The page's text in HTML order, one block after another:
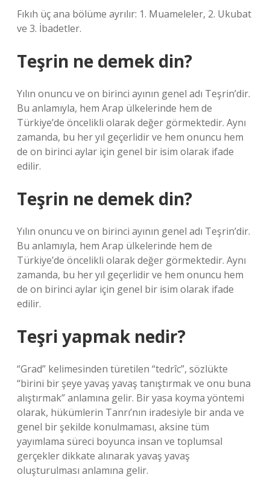
Fıkıh üç ana bölüme ayrılır: 1. Muameleler, 2. Ukubat
ve 3. İbadetler.
Teşrin ne demek din?
Yılın onuncu ve on birinci ayının genel adı Teşrin’dir.
Bu anlamıyla, hem Arap ülkelerinde hem de
Türkiye’de öncelikli olarak değer görmektedir. Aynı
zamanda, bu her yıl geçerlidir ve hem onuncu hem
de on birinci aylar için genel bir isim olarak ifade
edilir.
Teşrin ne demek din?
Yılın onuncu ve on birinci ayının genel adı Teşrin’dir.
Bu anlamıyla, hem Arap ülkelerinde hem de
Türkiye’de öncelikli olarak değer görmektedir. Aynı
zamanda, bu her yıl geçerlidir ve hem onuncu hem
de on birinci aylar için genel bir isim olarak ifade
edilir.
Teşri yapmak nedir?
“Grad” kelimesinden türetilen “tedrîc”, sözlükte
“birini bir şeye yavaş yavaş tanıştırmak ve onu buna
alıştırmak” anlamına gelir. Bir yasa koyma yöntemi
olarak, hükümlerin Tanrı’nın iradesiyle bir anda ve
genel bir şekilde konulmaması, aksine tüm
yayımlama süreci boyunca insan ve toplumsal
gerçekler dikkate alınarak yavaş yavaş
oluşturulması anlamına gelir.